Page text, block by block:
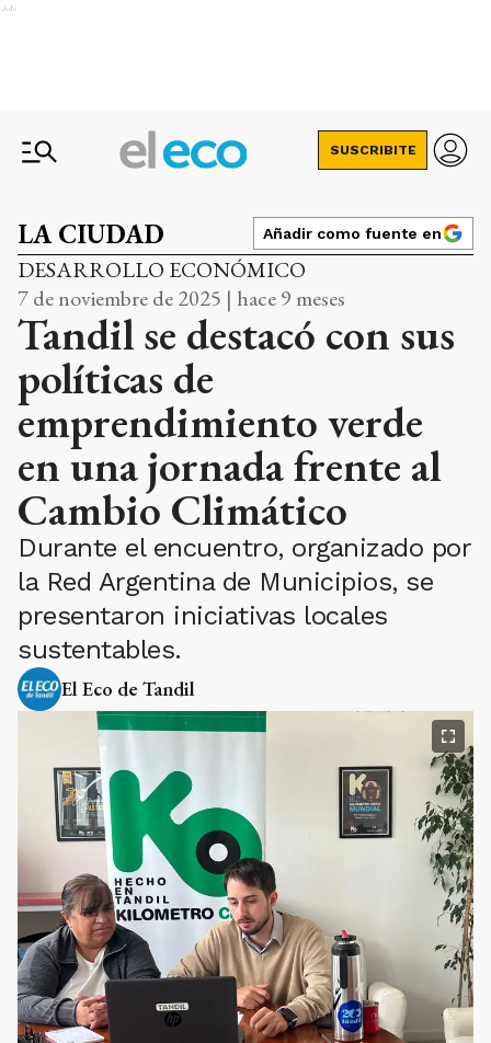
Ads
SUSCRIBITE
LA CIUDAD Añadir como fuente en
DESARROLLO ECONÓMICO
7 de noviembre de 2025 | hace 9 meses
Tandil se destacó con sus
políticas de
emprendimiento verde
en una jornada frente al
Cambio Climático
Durante el encuentro, organizado por
la Red Argentina de Municipios, se
presentaron iniciativas locales
sustentables.
El Eco de Tandil